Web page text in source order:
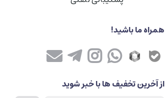
همراه ما باشید!
از آخرین تخفیف ها با خبر شوید